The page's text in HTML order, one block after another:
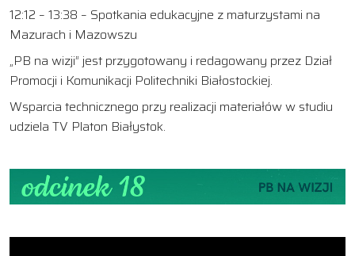
12:12 – 13:38 – Spotkania edukacyjne z maturzystami na
Mazurach i Mazowszu
„PB na wizji” jest przygotowany i redagowany przez Dział
Promocji i Komunikacji Politechniki Białostockiej.
Wsparcia technicznego przy realizacji materiałów w studiu
udziela TV Platon Białystok.